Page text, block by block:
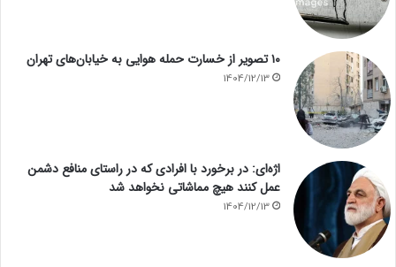
۱۰ تصویر از خسارت حمله هوایی به خیابان‌های تهران
1404/12/13
اژه‌ای: در برخورد با افرادی که در راستای منافع دشمن
عمل کنند هیچ مماشاتی نخواهد شد
1404/12/13